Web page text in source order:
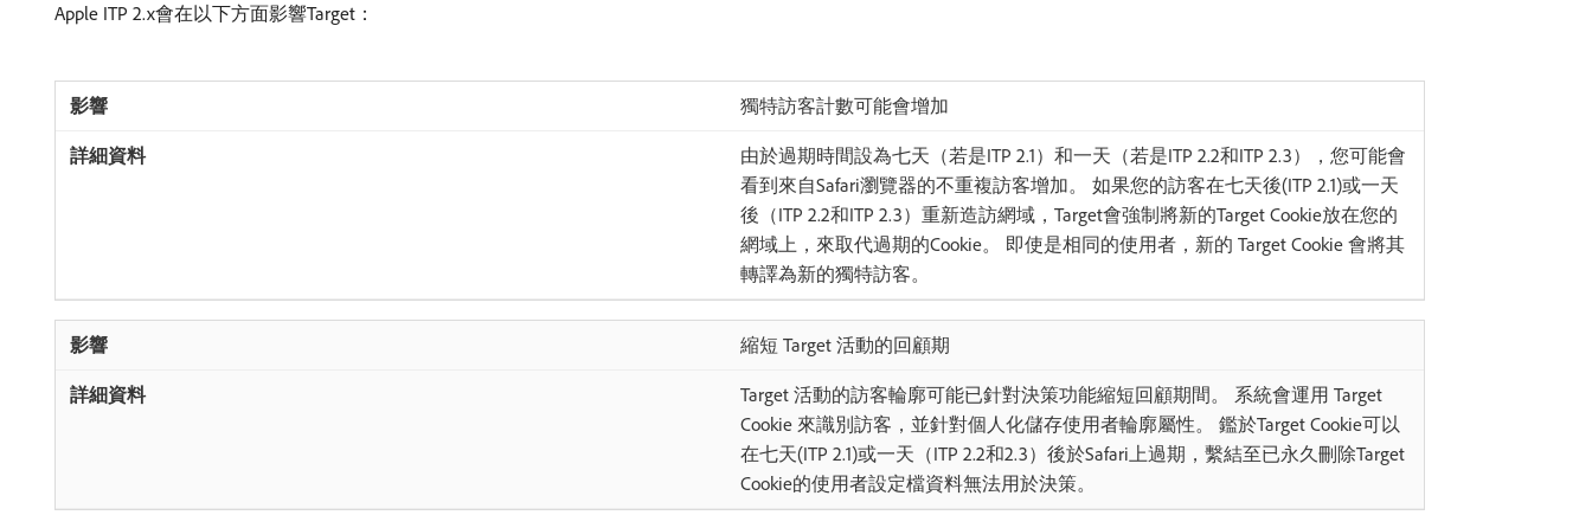
Apple ITP 2.x會在以下方面影響Target：
獨特訪客計數可能會增加
由於過期時間設為七天（若是ITP 2.1）和一天（若是ITP 2.2和ITP 2.3），您可能會
看到來自Safari瀏覽器的不重複訪客增加。 如果您的訪客在七天後(ITP 2.1)或一天
後（ITP 2.2和ITP 2.3）重新造訪網域，Target會強制將新的Target Cookie放在您的
網域上，來取代過期的Cookie。 即使是相同的使用者，新的 Target Cookie 會將其
轉譯為新的獨特訪客。
縮短 Target 活動的回顧期
Target 活動的訪客輪廓可能已針對決策功能縮短回顧期間。 系統會運用 Target
Cookie 來識別訪客，並針對個人化儲存使用者輪廓屬性。 鑑於Target Cookie可以
在七天(ITP 2.1)或一天（ITP 2.2和2.3）後於Safari上過期，繫結至已永久刪除Target
Cookie的使用者設定檔資料無法用於決策。